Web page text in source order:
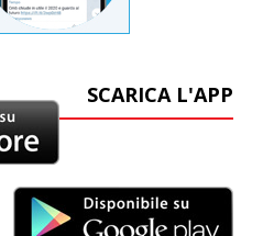
SCARICA L'APP